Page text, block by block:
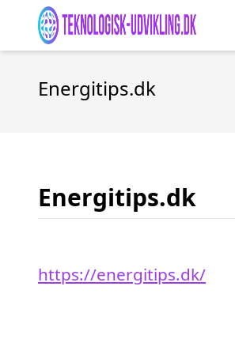
Energitips.dk
Energitips.dk
https://energitips.dk/